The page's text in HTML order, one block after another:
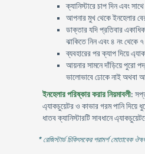
ক্যানিস্টারে চাপ দিন এবং
আপনার মুখ থেকে ইনহেলার
ডাক্তার যদি প্রতিবার
ঝাকিতে নিন এবং ৪ নং থেকে
ব্যবহারের পর ক্যাপ দিয়ে
আয়নার সামনে দাঁড়িয়ে পুরো
ভালোভাবে ঢোকে নাই অথবা
ইনহেলার পরিষ্কার করার নিয়মাবলী:
এ্যাকচুয়েটর ও কাভার গরম পানি দিয়ে
ধাতব ক্যানিস্টারটি সাবধানে
* রেজিস্টার্ড চিকিৎসকের পরামর্শ মোতাবেক